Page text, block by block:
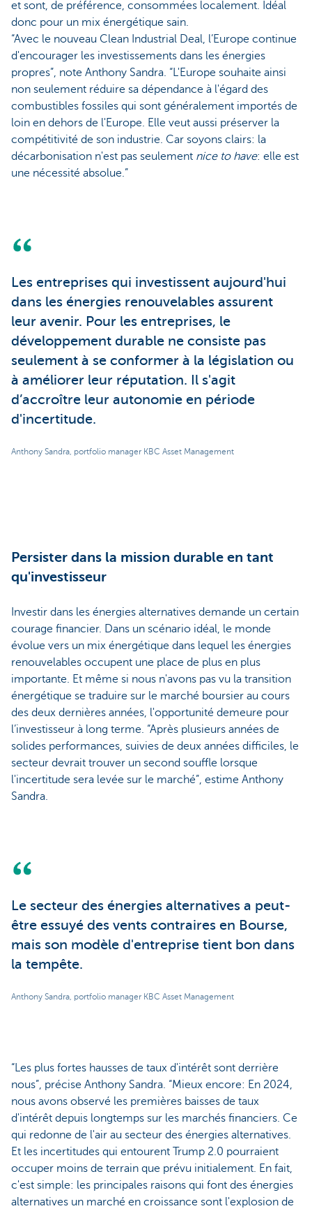
et sont, de préférence, consommées localement. Idéal
donc pour un mix énergétique sain.
“Avec le nouveau Clean Industrial Deal, l’Europe continue
d'encourager les investissements dans les énergies
propres”, note Anthony Sandra. “L'Europe souhaite ainsi
non seulement réduire sa dépendance à l'égard des
combustibles fossiles qui sont généralement importés de
loin en dehors de l'Europe. Elle veut aussi préserver la
compétitivité de son industrie. Car soyons clairs: la
décarbonisation n'est pas seulement nice to have: elle est
une nécessité absolue.”
Les entreprises qui investissent aujourd'hui
dans les énergies renouvelables assurent
leur avenir. Pour les entreprises, le
développement durable ne consiste pas
seulement à se conformer à la législation ou
à améliorer leur réputation. Il s'agit
d’accroître leur autonomie en période
d'incertitude.
Anthony Sandra, portfolio manager KBC Asset Management
Persister dans la mission durable en tant
qu'investisseur
Investir dans les énergies alternatives demande un certain
courage financier. Dans un scénario idéal, le monde
évolue vers un mix énergétique dans lequel les énergies
renouvelables occupent une place de plus en plus
importante. Et même si nous n'avons pas vu la transition
énergétique se traduire sur le marché boursier au cours
des deux dernières années, l'opportunité demeure pour
l’investisseur à long terme. “Après plusieurs années de
solides performances, suivies de deux années difficiles, le
secteur devrait trouver un second souffle lorsque
l'incertitude sera levée sur le marché”, estime Anthony
Sandra.
Le secteur des énergies alternatives a peut-
être essuyé des vents contraires en Bourse,
mais son modèle d'entreprise tient bon dans
la tempête.
Anthony Sandra, portfolio manager KBC Asset Management
“Les plus fortes hausses de taux d'intérêt sont derrière
nous”, précise Anthony Sandra. “Mieux encore: En 2024,
nous avons observé les premières baisses de taux
d'intérêt depuis longtemps sur les marchés financiers. Ce
qui redonne de l'air au secteur des énergies alternatives.
Et les incertitudes qui entourent Trump 2.0 pourraient
occuper moins de terrain que prévu initialement. En fait,
c'est simple: les principales raisons qui font des énergies
alternatives un marché en croissance sont l'explosion de